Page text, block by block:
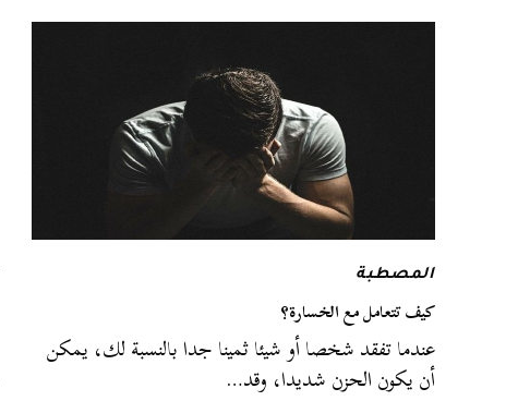
المصطبة
كيف تتعامل مع الخسارة؟
عندما تفقد شخصا أو شيئا ثمينا جدا بالنسبة لك، يمكن
أن يكون الحزن شديدا، وقد…